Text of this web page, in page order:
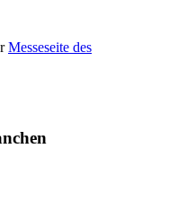
getöpferte Pflanzgefäße
sowie
den Besuch der
hinaus zu einem
Messeseite des